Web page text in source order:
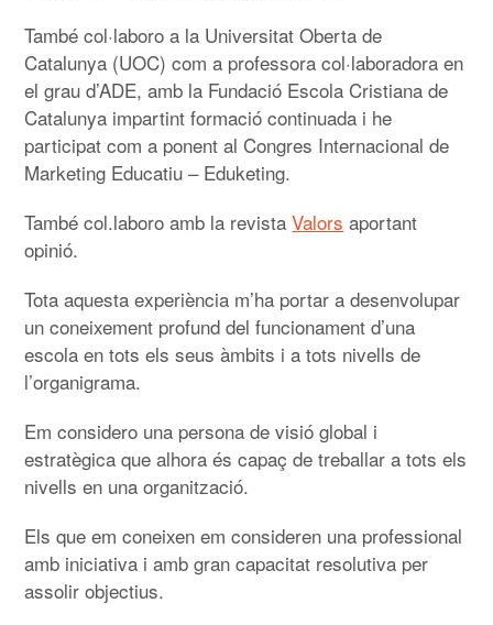
També col·laboro a la Universitat Oberta de
Catalunya (UOC) com a professora col·laboradora en
el grau d’ADE, amb la Fundació Escola Cristiana de
Catalunya impartint formació continuada i he
participat com a ponent al Congres Internacional de
Marketing Educatiu – Eduketing.
També col.laboro amb la revistaValors aportant
opinió.
Tota aquesta experiència m’ha portar a desenvolupar
un coneixement profund del funcionament d’una
escola en tots els seus àmbits i a tots nivells de
l’organigrama.
Em considero una persona de visió global i
estratègica que alhora és capaç de treballar a tots els
nivells en una organització.
Els que em coneixen em consideren una professional
amb iniciativa i amb gran capacitat resolutiva per
assolir objectius.